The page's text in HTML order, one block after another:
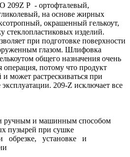
209Z P - ортофталевый,
на основе жирных
окрашенный гелькоут,
стеклопластиковых изделий.
при подготовке поверхности
глазом. Шлифовка
общего назначения очень
операция, потому что продукт
может растрескиваться при
209-Z исключает все
ручным и машинным способом
пузырей при сушке
обрезке, установке и